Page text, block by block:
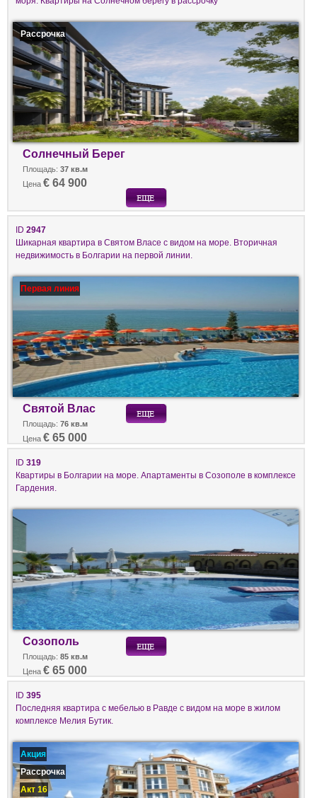
Рассрочка
Солнечный Берег
Площадь: 37 кв.м
Цена € 64 900
ID 2947
Шикарная квартира в Святом Власе с видом на море. Вторичная
недвижимость в Болгарии на первой линии.
Первая линия
Святой Влас
Площадь: 76 кв.м
Цена € 65 000
ID 319
Квартиры в Болгарии на море. Апартаменты в Созополе в комплексе
Гардения.
Созополь
Площадь: 85 кв.м
Цена € 65 000
ID 395
Последняя квартира с мебелью в Равде с видом на море в жилом
комплексе Мелия Бутик.
Акция
Рассрочка
Акт 16